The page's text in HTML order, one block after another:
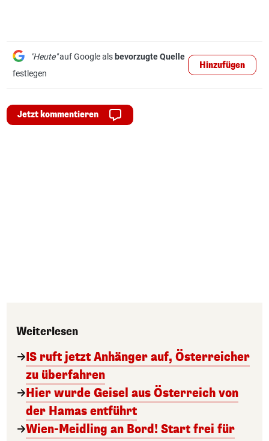
"Heute"auf Google als bevorzugte Quelle
festlegen
Hinzufügen
Jetzt kommentieren
Weiterlesen
IS ruft jetzt Anhänger auf, Österreicher
zu überfahren
Hier wurde Geisel aus Österreich von
der Hamas entführt
Wien-Meidling an Bord! Start frei für